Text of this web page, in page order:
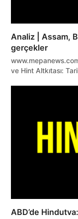
Analiz | Assam,
gerçekler
ve Hint Altkıtası:
ABD’de